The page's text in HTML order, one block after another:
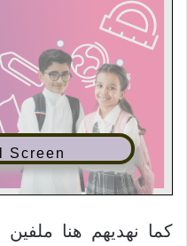
Screen
كما نهديهم هنا ملفين